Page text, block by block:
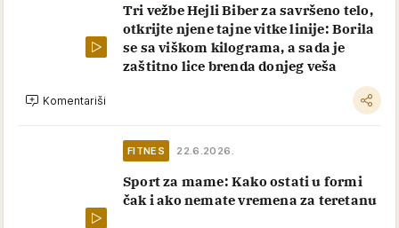
Tri vežbe Hejli Biber za savršeno telo,
otkrijte njene tajne vitke linije: Borila
se sa viškom kilograma, a sada je
zaštitno lice brenda donjeg veša
Komentariši
FITNES 22.6.2026.
Sport za mame: Kako ostati u formi
čak i ako nemate vremena za teretanu